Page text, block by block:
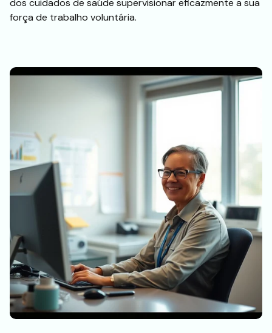
dos cuidados de saúde supervisionar eficazmente a sua
força de trabalho voluntária.